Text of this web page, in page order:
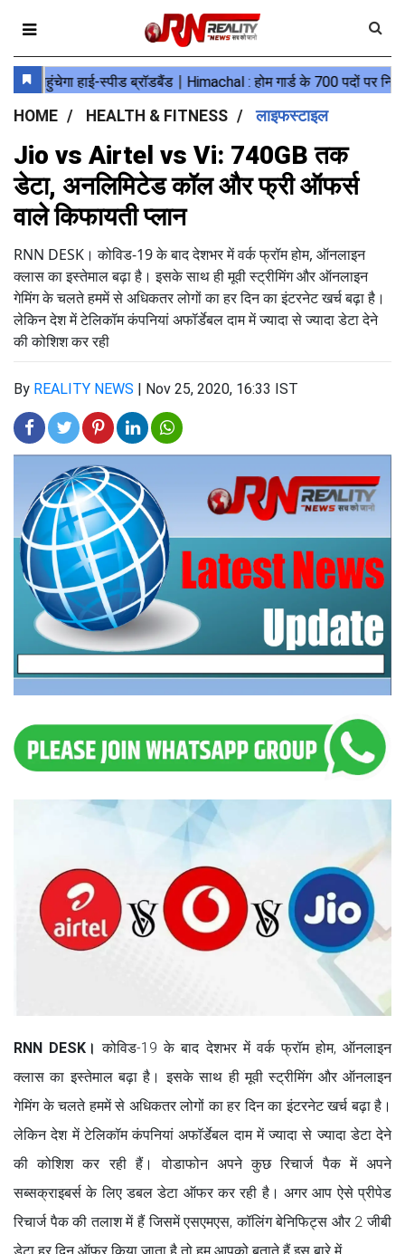
HOME HEALTH & FITNESS लाइफस्टाइल
Jio vs Airtel vs Vi: 740GB तक
डेटा, अनलिमिटेड कॉल और फ्री ऑफर्स
वाले किफायती प्लान
RNN DESK। कोविड-19 के बाद देशभर में वर्क फ्रॉम होम, ऑनलाइन
क्लास का इस्तेमाल बढ़ा है। इसके साथ ही मूवी स्ट्रीमिंग और ऑनलाइन
गेमिंग के चलते हममें से अधिकतर लोगों का हर दिन का इंटरनेट खर्च बढ़ा है।
लेकिन देश में टेलिकॉम कंपनियां अफॉर्डेबल दाम में ज्यादा से ज्यादा डेटा देने
की कोशिश कर रही
By REALITY NEWS | Nov 25, 2020, 16:33 IST
RNN DESK। कोविड-19 के बाद देशभर में वर्क फ्रॉम होम, ऑनलाइन
क्लास का इस्तेमाल बढ़ा है। इसके साथ ही मूवी स्ट्रीमिंग और ऑनलाइन
गेमिंग के चलते हममें से अधिकतर लोगों का हर दिन का इंटरनेट खर्च बढ़ा है।
लेकिन देश में टेलिकॉम कंपनियां अफॉर्डेबल दाम में ज्यादा से ज्यादा डेटा देने
की कोशिश कर रही हैं। वोडाफोन अपने कुछ रिचार्ज पैक में अपने
सब्सक्राइबर्स के लिए डबल डेटा ऑफर कर रही है। अगर आप ऐसे प्रीपेड
रिचार्ज पैक की तलाश में हैं जिसमें एसएमएस, कॉलिंग बेनिफिट्स और 2 जीबी